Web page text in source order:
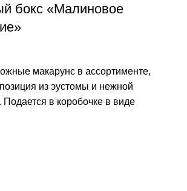
бокс «Малиновое
макарунс в ассортименте,
из эустомы и нежной
Подается в коробочке в виде